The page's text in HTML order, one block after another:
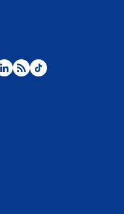
hasta infecciones: